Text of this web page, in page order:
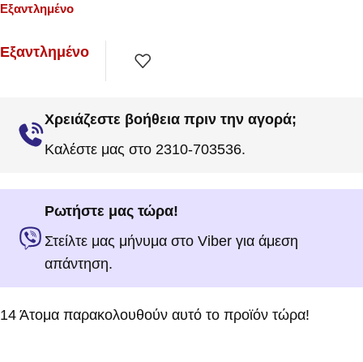
Εξαντλημένο
Εξαντλημένο
Χρειάζεστε βοήθεια πριν την αγορά;
Καλέστε μας στο 2310-703536.
Ρωτήστε μας τώρα!
Στείλτε μας μήνυμα στο Viber για άμεση
απάντηση.
14 Άτομα παρακολουθούν αυτό το προϊόν τώρα!